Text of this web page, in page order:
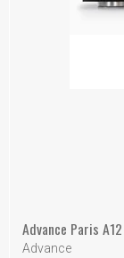
Advance Paris
Advance